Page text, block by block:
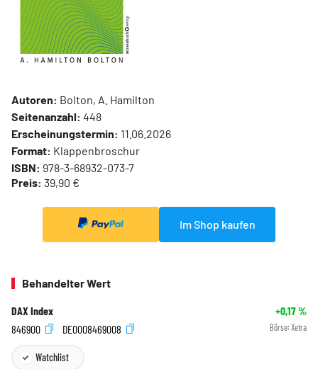
Autoren: Bolton, A. Hamilton
Seitenanzahl: 448
Erscheinungstermin: 11.06.2026
Format: Klappenbroschur
ISBN: 978-3-68932-073-7
Preis: 39,90 €
Im Shop kaufen
Behandelter Wert
DAX Index +0,17%
846900
DE0008469008 Börse: Xetra
Watchlist